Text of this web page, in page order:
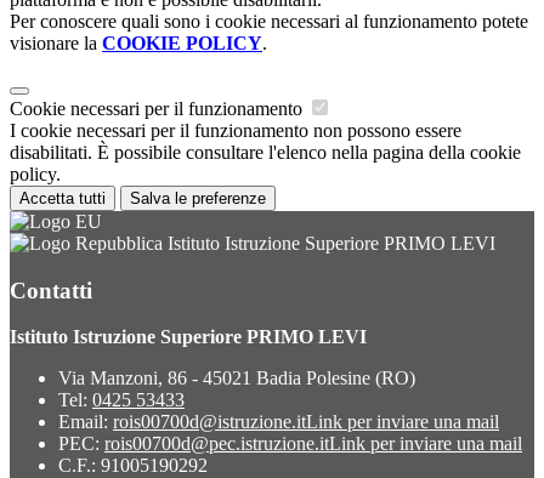
Per conoscere quali sono i cookie necessari al funzionamento potete
visionare la COOKIE POLICY.
Cookie necessari per il funzionamento
I cookie necessari per il funzionamento non possono essere
disabilitati. È possibile consultare l'elenco nella pagina della cookie
policy.
Accetta tutti Salva le preferenze
Istituto Istruzione Superiore PRIMO LEVI
Contatti
Istituto Istruzione Superiore PRIMO LEVI
Via Manzoni, 86 - 45021 Badia Polesine (RO)
Tel: 0425 53433
Email: rois00700d@istruzione.itLink per inviare una mail
PEC: rois00700d@pec.istruzione.itLink per inviare una mail
C.F.: 91005190292